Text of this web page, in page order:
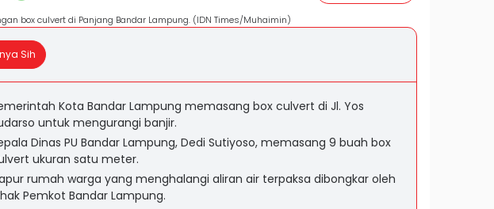
box culvert di Panjang Bandar Lampung. (IDN Times/Muhaimin)
Sih
Kota Bandar Lampung memasang box culvert di Jl. Yos
untuk mengurangi banjir.
Dinas PU Bandar Lampung, Dedi Sutiyoso, memasang 9 buah box
ukuran satu meter.
rumah warga yang menghalangi aliran air terpaksa dibongkar oleh
Pemkot Bandar Lampung.